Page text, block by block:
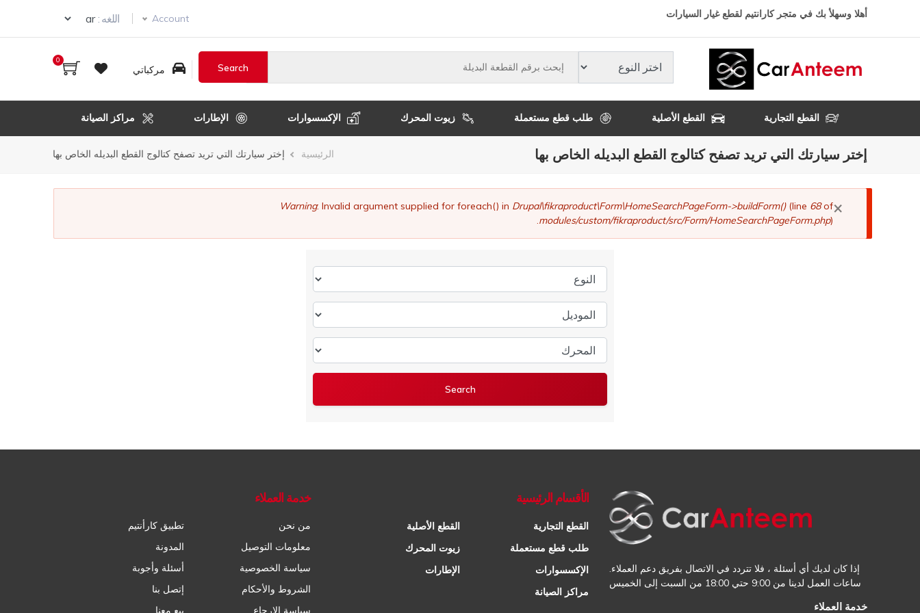
المحتوى
أهلا وسهلأ بك في متجر كارانتيم لقطع غيار السيارات Account اللغه :
مركباتي
0
القطع التجارية القطع الأصلية طلب قطع مستعملة زيوت المحرك الإكسسوارات الإطارات مراكز الصيانة
إختر سيارتك التي تريد تصفح كتالوج القطع البديله الخاص بها
مسار
التنقل
الرئيسية إختر سيارتك التي تريد تصفح كتالوج القطع البديله الخاص بها
×
رسالة
الخطأ
Warning: Invalid argument supplied for foreach() in Drupal\fikraproduct\Form\HomeSearchPageForm->buildForm()(line 68of
modules/custom/fikraproduct/src/Form/HomeSearchPageForm.php).
النوع
الموديل
المحرك
إذا كان لديك أي أسئلة ، فلا تتردد في الاتصال بفريق دعم العملاء.
ساعات العمل لدينا من 9:00 حتي 18:00 من السبت إلى الخميس
خدمة العملاء
الأقسام الرئيسية
القطع التجارية
القطع الأصلية
طلب قطع مستعملة
زيوت المحرك
الإكسسوارات
الإطارات
مراكز الصيانة
خدمة العملاء
من نحن
تطبيق كارأنتيم
معلومات التوصيل
المدونة
سياسة الخصوصية
أسئلة وأجوبة
الشروط والأحكام
إتصل بنا
سياسة الإرجاع
بيع معنا